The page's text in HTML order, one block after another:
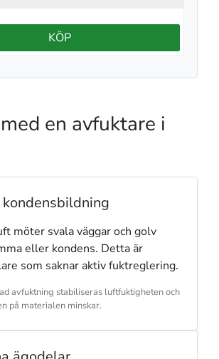
KÖP
en avfuktare i
möter svala väggar och golv
eller kondens. Detta är
som saknar aktiv fuktreglering.
avfuktning stabiliseras luftfuktigheten och
på materialen minskar.